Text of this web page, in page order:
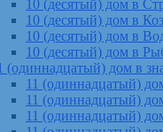
10 (десятый) дом в
10 (десятый) дом в
10 (десятый) дом в
10 (десятый) дом в
(одиннадцатый) дом в
11 (одиннадцатый)
11 (одиннадцатый)
11 (одиннадцатый)